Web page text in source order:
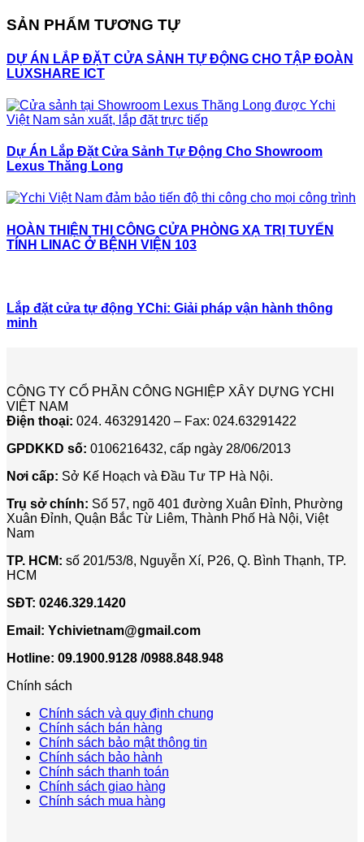
SẢN PHẨM TƯƠNG TỰ
DỰ ÁN LẮP ĐẶT CỬA SẢNH TỰ ĐỘNG CHO TẬP ĐOÀN
LUXSHARE ICT
Dự Án Lắp Đặt Cửa Sảnh Tự Động Cho Showroom
Lexus Thăng Long
HOÀN THIỆN THI CÔNG CỬA PHÒNG XẠ TRỊ TUYẾN
TÍNH LINAC Ở BỆNH VIỆN 103
Lắp đặt cửa tự động YChi: Giải pháp vận hành thông
minh
CÔNG TY CỔ PHẦN CÔNG NGHIỆP XÂY DỰNG YCHI
VIỆT NAM
Điện thoại: 024. 463291420 – Fax: 024.63291422
GPDKKD số: 0106216432, cấp ngày 28/06/2013
Nơi cấp: Sở Kế Hoạch và Đầu Tư TP Hà Nội.
Trụ sở chính: Số 57, ngõ 401 đường Xuân Đỉnh, Phường
Xuân Đỉnh, Quận Bắc Từ Liêm, Thành Phố Hà Nội, Việt
Nam
TP. HCM: số 201/53/8, Nguyễn Xí, P26, Q. Bình Thạnh, TP.
HCM
SĐT: 0246.329.1420
Email: Ychivietnam@gmail.com
Hotline: 09.1900.9128 /0988.848.948
Chính sách
Chính sách và quy định chung
Chính sách bán hàng
Chính sách bảo mật thông tin
Chính sách bảo hành
Chính sách thanh toán
Chính sách giao hàng
Chính sách mua hàng